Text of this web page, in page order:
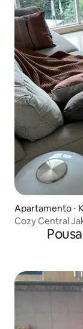
Apartamento ⋅
Cozy Central